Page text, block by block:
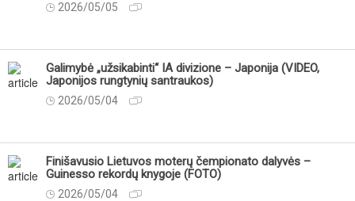
2026/05/05
Galimybė „užsikabinti“ IA divizione – Japonija (VIDEO,
Japonijos rungtynių santraukos)
2026/05/04
Finišavusio Lietuvos moterų čempionato dalyvės –
Guinesso rekordų knygoje (FOTO)
2026/05/04